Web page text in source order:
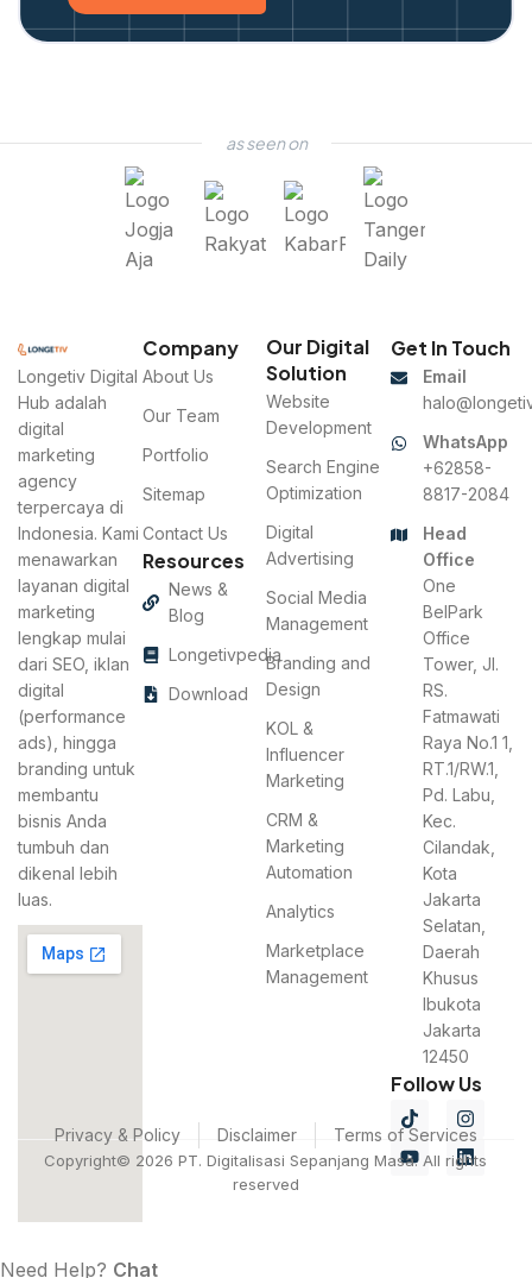
as seen on
Longetiv Digital
Hub adalah
digital
marketing
agency
terpercaya di
Indonesia. Kami
menawarkan
layanan digital
marketing
lengkap mulai
dari SEO, iklan
digital
(performance
ads), hingga
branding untuk
membantu
bisnis Anda
tumbuh dan
dikenal lebih
luas.
Company
About Us
Our Team
Portfolio
Sitemap
Contact Us
Resources
News &
Blog
Longetivpedia
Download
Our Digital
Solution
Website
Development
Search Engine
Optimization
Digital
Advertising
Social Media
Management
Branding and
Design
KOL &
Influencer
Marketing
CRM &
Marketing
Automation
Analytics
Marketplace
Management
Get In Touch
Email
WhatsApp
+62858-
8817-2084
Head
Office
One
BelPark
Office
Tower, Jl.
RS.
Fatmawati
Raya No.1 1,
RT.1/RW.1,
Pd. Labu,
Kec.
Cilandak,
Kota
Jakarta
Selatan,
Daerah
Khusus
Ibukota
Jakarta
12450
Follow Us
Privacy & Policy Disclaimer Terms of Services
Copyright© 2026 PT. Digitalisasi Sepanjang Masa. All rights
reserved
Need Help? Chat